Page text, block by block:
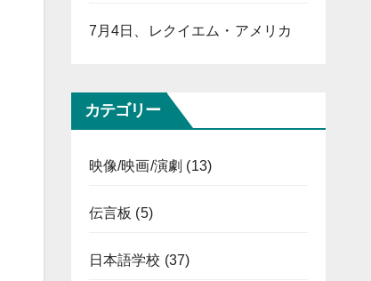
7月4日、レクイエム・アメリカ
カテゴリー
映像/映画/演劇 (13)
伝言板 (5)
日本語学校 (37)